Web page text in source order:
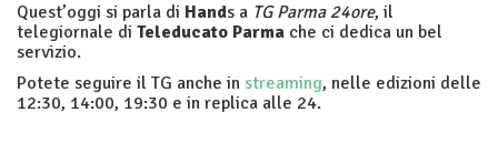
Quest’oggi si parla di Hands a TG Parma 24ore, il
telegiornale di Teleducato Parma che ci dedica un bel
servizio.
Potete seguire il TG anche in streaming, nelle edizioni delle
12:30, 14:00, 19:30 e in replica alle 24.